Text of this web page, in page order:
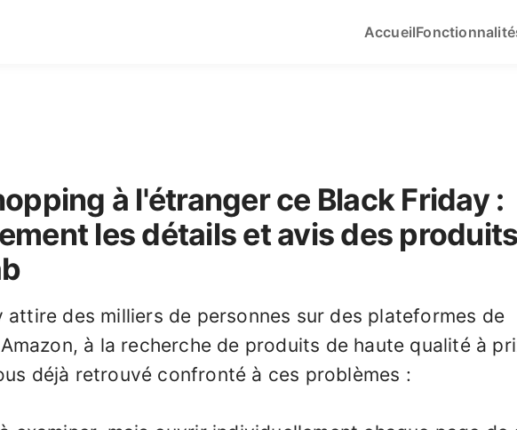
Accueil
à l'étranger ce Black Friday :
les détails et avis des
attire des milliers de personnes sur des plateformes de
à la recherche de produits de haute qualité à
déjà retrouvé confronté à ces problèmes :